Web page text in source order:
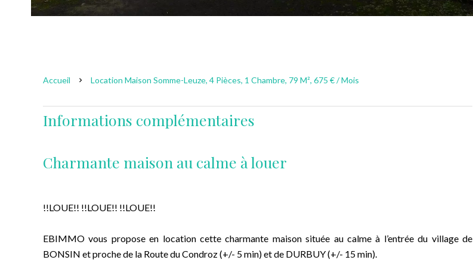
Accueil Location Maison Somme-Leuze, 4 Pièces, 1 Chambre, 79 M², 675 € / Mois
Informations complémentaires
Charmante maison au calme à louer
!!LOUE!! !!LOUE!! !!LOUE!!
EBIMMO vous propose en location cette charmante maison située au calme à l’entrée du village de
BONSIN et proche de la Route du Condroz (+/- 5 min) et de DURBUY (+/- 15 min).